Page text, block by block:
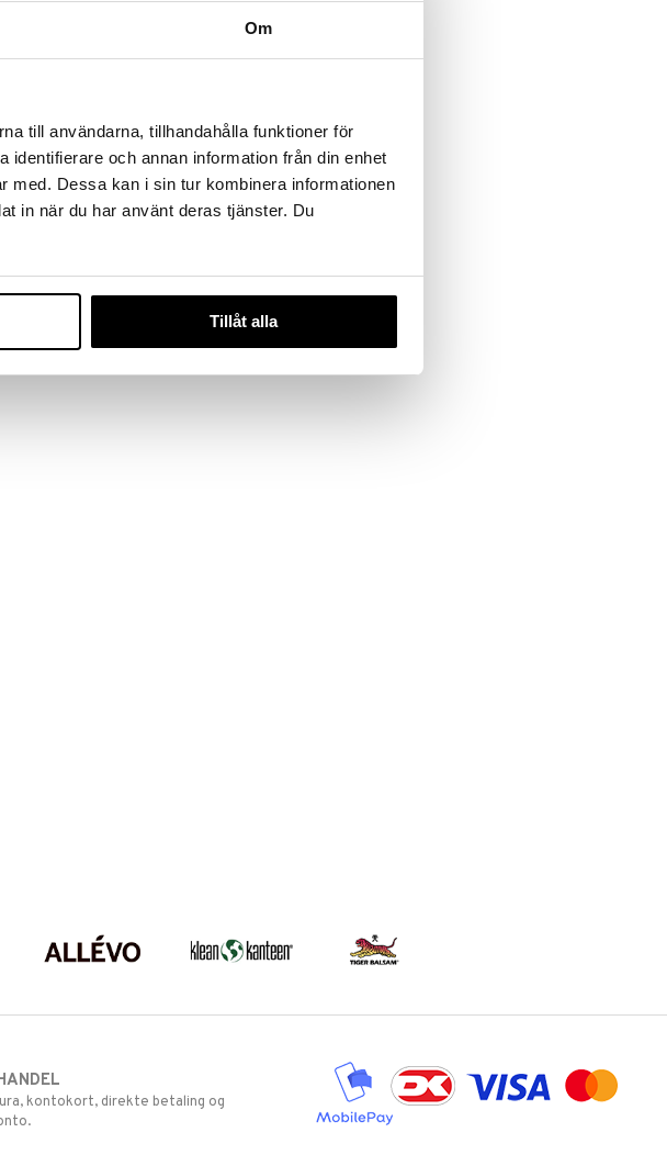
Om
till användarna, tillhandahålla funktioner för
och annan information från din enhet
med. Dessa kan i sin tur kombinera informationen
in när du har använt deras tjänster. Du
Tillåt alla
kontokort, direkte betaling og